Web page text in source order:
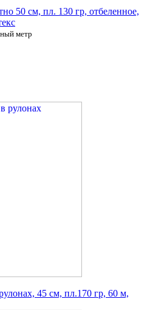
50 см, пл. 130 гр, отбеленное,
метр
45 см, пл.170 гр, 60 м,